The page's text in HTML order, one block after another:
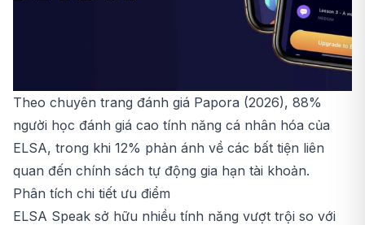
Theo chuyên trang đánh giá Papora (2026), 88%
người học đánh giá cao tính năng cá nhân hóa của
ELSA, trong khi 12% phản ánh về các bất tiện liên
quan đến chính sách tự động gia hạn tài khoản.
Phân tích chi tiết ưu điểm
ELSA Speak sở hữu nhiều tính năng vượt trội so với